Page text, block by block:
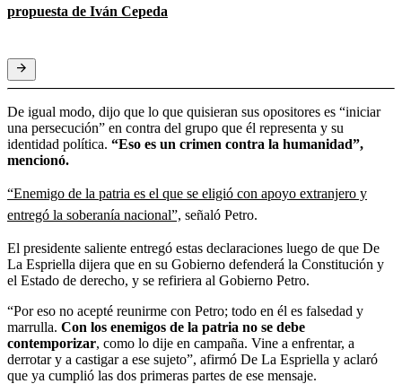
propuesta de Iván Cepeda
De igual modo, dijo que lo que quisieran sus opositores es “iniciar
una persecución” en contra del grupo que él representa y su
identidad política. “Eso es un crimen contra la humanidad”,
mencionó.
“Enemigo de la patria es el que se eligió con apoyo extranjero y
entregó la soberanía nacional”, señaló Petro.
El presidente saliente entregó estas declaraciones luego de que De
La Espriella dijera que en su Gobierno defenderá la Constitución y
el Estado de derecho, y se refiriera al Gobierno Petro.
“Por eso no acepté reunirme con Petro; todo en él es falsedad y
marrulla. Con los enemigos de la patria no se debe
contemporizar, como lo dije en campaña. Vine a enfrentar, a
derrotar y a castigar a ese sujeto”, afirmó De La Espriella y aclaró
que ya cumplió las dos primeras partes de ese mensaje.